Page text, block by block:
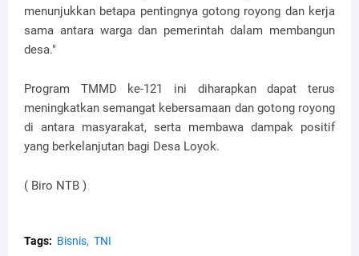
menunjukkan betapa pentingnya gotong royong dan kerja
sama antara warga dan pemerintah dalam membangun
desa."
Program TMMD ke-121 ini diharapkan dapat terus
meningkatkan semangat kebersamaan dan gotong royong
di antara masyarakat, serta membawa dampak positif
yang berkelanjutan bagi Desa Loyok.
( Biro NTB )
Tags: Bisnis TNI